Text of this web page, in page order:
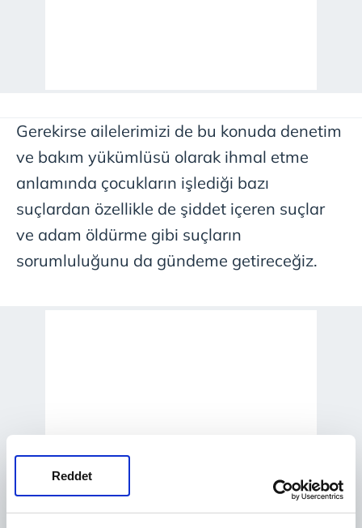
Reddet
Gerekirse ailelerimizi de bu konuda denetim
ve bakım yükümlüsü olarak ihmal etme
anlamında çocukların işlediği bazı
suçlardan özellikle de şiddet içeren suçlar
ve adam öldürme gibi suçların
sorumluluğunu da gündeme getireceğiz.